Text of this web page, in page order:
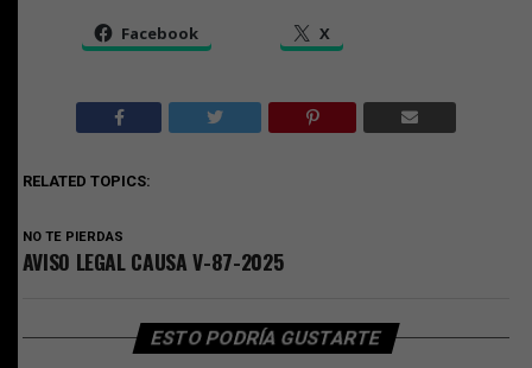
Facebook X
RELATED TOPICS:
NO TE PIERDAS
AVISO LEGAL CAUSA V-87-2025
ESTO PODRÍA GUSTARTE